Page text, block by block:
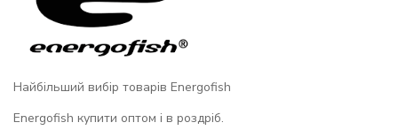
Найбільший вибір товарів Energofish
Energofish купити оптом і в роздріб.